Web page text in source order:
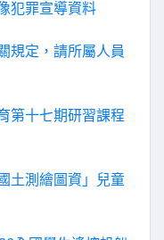
犯罪宣導資料
規定，請所屬人員
第十七期研習課程
土測繪圖資」兒童